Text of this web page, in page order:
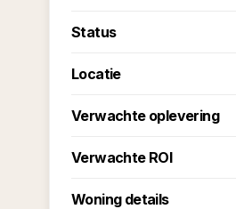
Status
Locatie
Verwachte oplevering
Verwachte ROI
Woning details